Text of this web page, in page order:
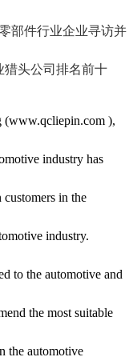
部件行业企业寻访并
猎头公司排名前十
(www.qcliepin.com ),
industry has
in the
industry.
to the automotive and
the most suitable
the automotive